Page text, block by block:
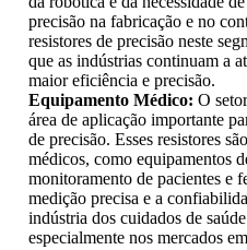
precisão na fabricação e no
resistores de precisão neste
que as indústrias continuam a
maior eficiência e precisão.
Equipamento Médico: O
área de aplicação importante
de precisão. Esses resistores
médicos, como equipamentos
monitoramento de pacientes e
medição precisa e a
indústria dos cuidados de
especialmente nos mercados